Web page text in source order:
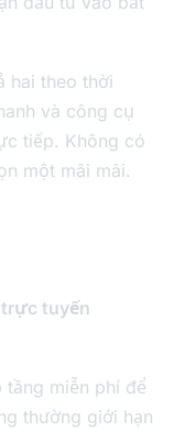
hai theo thời
và công cụ
tiếp. Không có
một mãi mãi.
tuyến
miễn phí để
thường giới hạn